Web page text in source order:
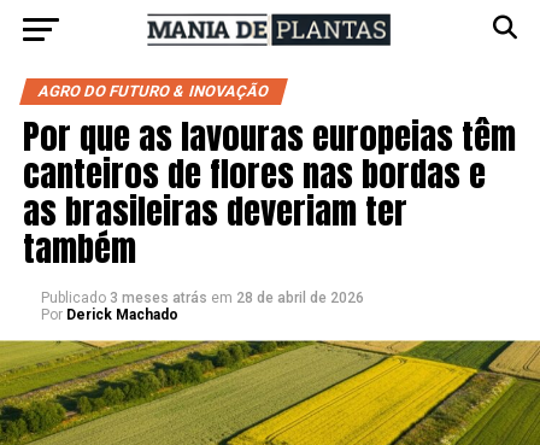
AGRO DO FUTURO & INOVAÇÃO
Por que as lavouras europeias têm
canteiros de flores nas bordas e
as brasileiras deveriam ter
também
Publicado 3 meses atrás em 28 de abril de 2026
Por Derick Machado